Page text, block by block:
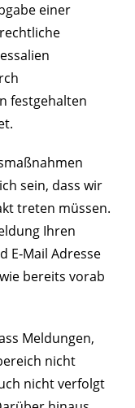
einer
fest­ge­hal­ten
sein, dass wir
tre­ten müs­sen.
Ihren
E‑Mail Adres­se
bereits vor­ab
Mel­dun­gen,
nicht
nicht ver­folgt